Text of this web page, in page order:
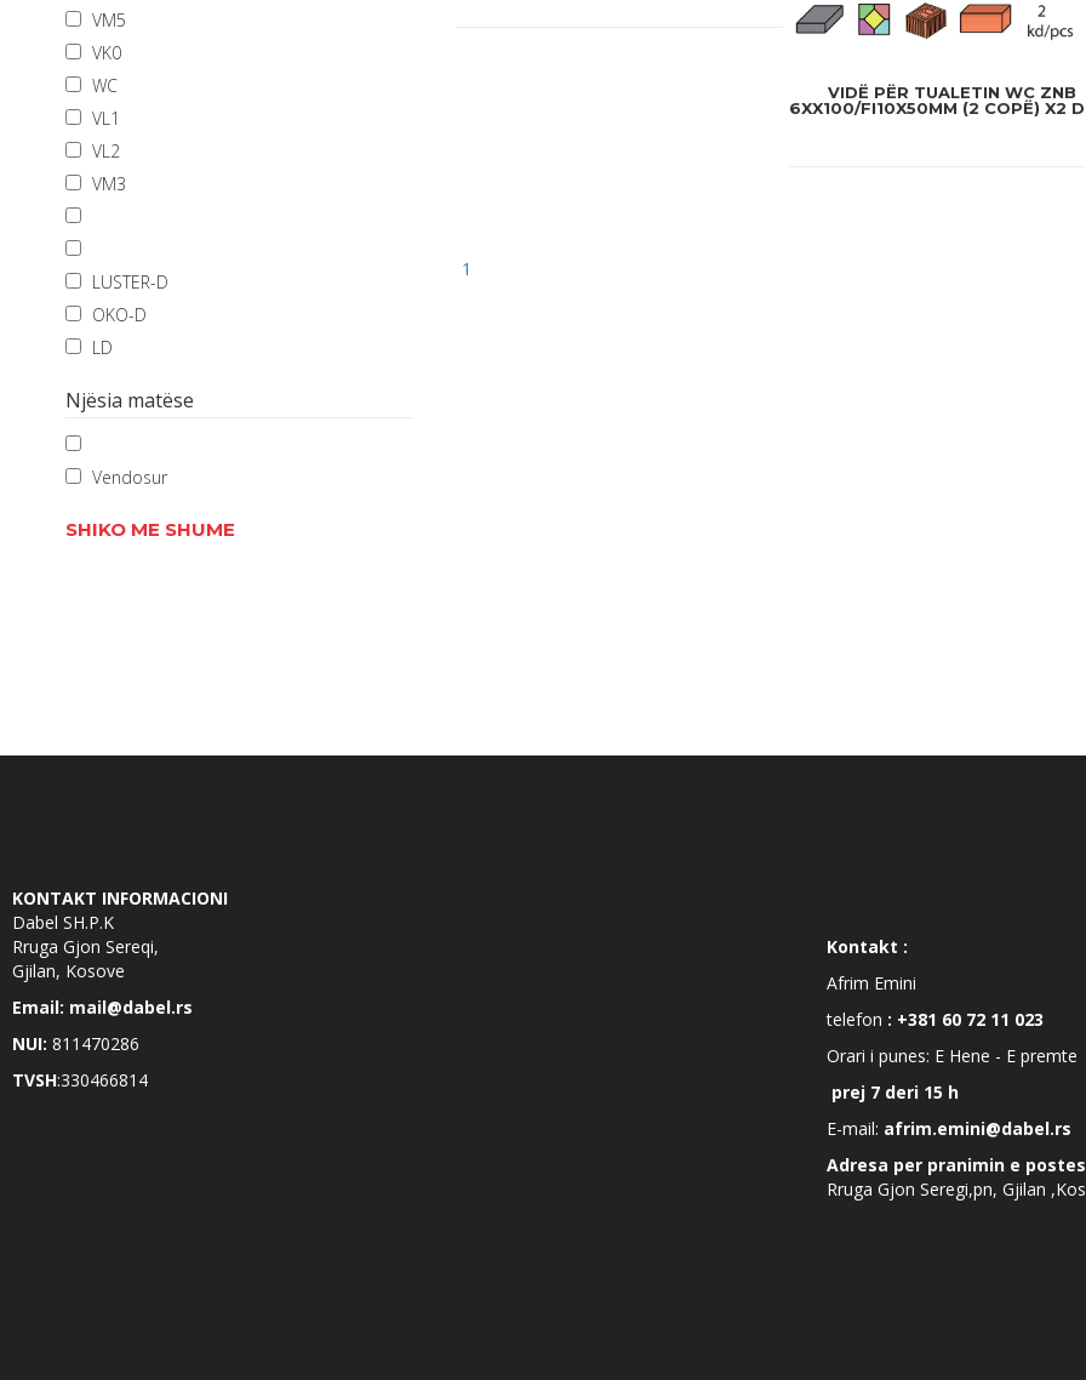
VM5
VK0
WC
VL1
VL2
VM3
LUSTER-D
OKO-D
LD
Njësia matëse
Vendosur
SHIKO ME SHUME
VIDË PËR TUALETIN WC ZNB
6XX100/FI10X50MM (2 COPË) X2
1
KONTAKT INFORMACIONI
Dabel SH.P.K
Rruga Gjon Sereqi,
Gjilan, Kosove
Email: mail@dabel.rs
NUI: 811470286
TVSH:330466814
Kontakt :
Afrim Emini
telefon : +381 60 72 11 023
Orari i punes: E Hene - E premte
prej 7 deri 15 h
E-mail: afrim.emini@dabel.rs
Adresa per pranimin e
Rruga Gjon Seregi,pn, Gjilan